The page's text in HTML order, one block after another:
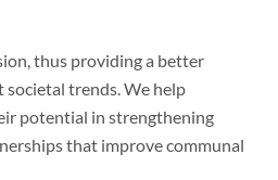
thus providing a better
trends. We help
potential in strengthening
that improve communal